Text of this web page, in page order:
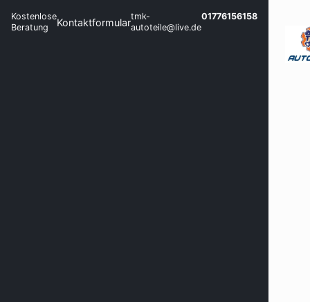
Kostenlose
Beratung
Kontaktformulartmk-
autoteile@live.de
01776156158